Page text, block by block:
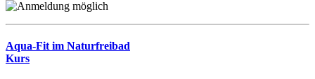
Aqua-Fit im Naturfreibad
Kurs